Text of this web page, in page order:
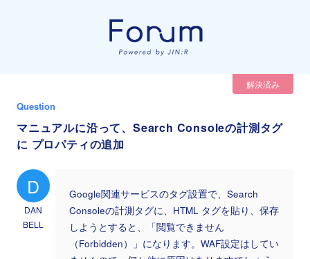
解決済み
Question
マニュアルに沿って、Search Consoleの計測タグ
に プロパティの追加
D
DAN
BELL
Google関連サービスのタグ設置で、Search
Consoleの計測タグに、HTML タグを貼り、保存
しようとすると、「閲覧できません
（Forbidden）」になります。WAF設定はしてい